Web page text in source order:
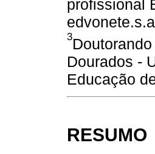
profissional
3
Dourados -
Educação
RESUMO